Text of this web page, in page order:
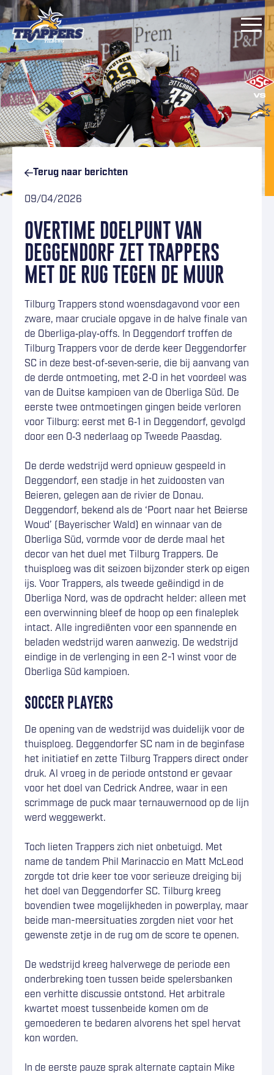
Ga naar inhoud
Terug naar berichten
09/04/2026
OVERTIME DOELPUNT VAN
DEGGENDORF ZET TRAPPERS
MET DE RUG TEGEN DE MUUR
Tilburg Trappers stond woensdagavond voor een
zware, maar cruciale opgave in de halve finale van
de Oberliga‑play‑offs. In Deggendorf troffen de
Tilburg Trappers voor de derde keer Deggendorfer
SC in deze best‑of‑seven‑serie, die bij aanvang van
de derde ontmoeting, met 2‑0 in het voordeel was
van de Duitse kampioen van de Oberliga Süd. De
eerste twee ontmoetingen gingen beide verloren
voor Tilburg: eerst met 6‑1 in Deggendorf, gevolgd
door een 0‑3 nederlaag op Tweede Paasdag.
De derde wedstrijd werd opnieuw gespeeld in
Deggendorf, een stadje in het zuidoosten van
Beieren, gelegen aan de rivier de Donau.
Deggendorf, bekend als de ‘Poort naar het Beierse
Woud’ (Bayerischer Wald) en winnaar van de
Oberliga Süd, vormde voor de derde maal het
decor van het duel met Tilburg Trappers. De
thuisploeg was dit seizoen bijzonder sterk op eigen
ijs. Voor Trappers, als tweede geëindigd in de
Oberliga Nord, was de opdracht helder: alleen met
een overwinning bleef de hoop op een finaleplek
intact. Alle ingrediënten voor een spannende en
beladen wedstrijd waren aanwezig. De wedstrijd
eindige in de verlenging in een 2-1 winst voor de
Oberliga Süd kampioen.
SOCCER PLAYERS
De opening van de wedstrijd was duidelijk voor de
thuisploeg. Deggendorfer SC nam in de beginfase
het initiatief en zette Tilburg Trappers direct onder
druk. Al vroeg in de periode ontstond er gevaar
voor het doel van Cedrick Andree, waar in een
scrimmage de puck maar ternauwernood op de lijn
werd weggewerkt.
Toch lieten Trappers zich niet onbetuigd. Met
name de tandem Phil Marinaccio en Matt McLeod
zorgde tot drie keer toe voor serieuze dreiging bij
het doel van Deggendorfer SC. Tilburg kreeg
bovendien twee mogelijkheden in powerplay, maar
beide man-meersituaties zorgden niet voor het
gewenste zetje in de rug om de score te openen.
De wedstrijd kreeg halverwege de periode een
onderbreking toen tussen beide spelersbanken
een verhitte discussie ontstond. Het arbitrale
kwartet moest tussenbeide komen om de
gemoederen te bedaren alvorens het spel hervat
kon worden.
In de eerste pauze sprak alternate captain Mike